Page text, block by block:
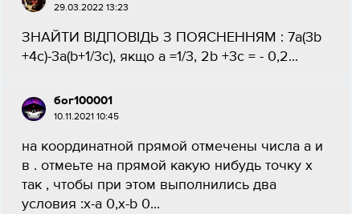
29.03.2022 13:23
ЗНАЙТИ ВІДПОВІДЬ З ПОЯСНЕННЯМ : 7а(3b
+4с)-3а(b+1/3c), якщо a =1/3, 2b +3c = - 0,2...
бог100001
10.11.2021 10:45
на координатной прямой отмечены числа а и
в . отмеьте на прямой какую нибудь точку x
так , чтобы при этом выполнились два
условия :x-a 0,x-b 0​...